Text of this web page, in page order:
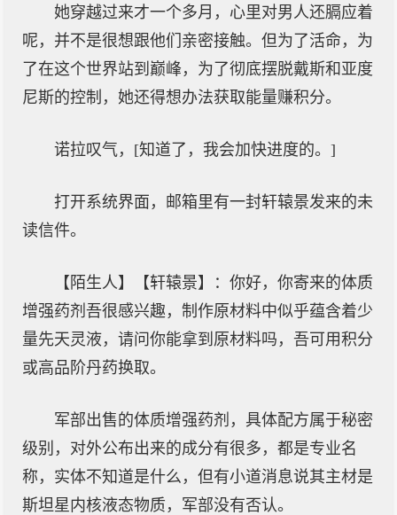
她穿越过来才一个多月，心里对男人还膈应着
呢，并不是很想跟他们亲密接触。但为了活命，为
了在这个世界站到巅峰，为了彻底摆脱戴斯和亚度
尼斯的控制，她还得想办法获取能量赚积分。
诺拉叹气，[知道了，我会加快进度的。]
打开系统界面，邮箱里有一封轩辕景发来的未
读信件。
【陌生人】【轩辕景】：你好，你寄来的体质
增强药剂吾很感兴趣，制作原材料中似乎蕴含着少
量先天灵液，请问你能拿到原材料吗，吾可用积分
或高品阶丹药换取。
军部出售的体质增强药剂，具体配方属于秘密
级别，对外公布出来的成分有很多，都是专业名
称，实体不知道是什么，但有小道消息说其主材是
斯坦星内核液态物质，军部没有否认。